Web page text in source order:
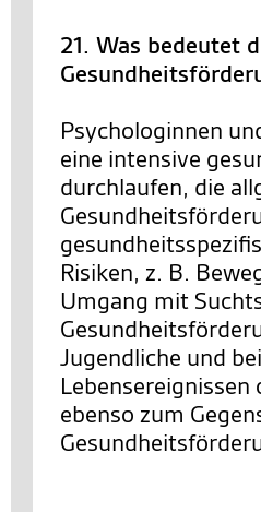
21. Was bedeutet
Psychologinnen
eine intensive
durchlaufen, die
Risiken, z. B.
Umgang mit
Jugendliche und
ebenso zum